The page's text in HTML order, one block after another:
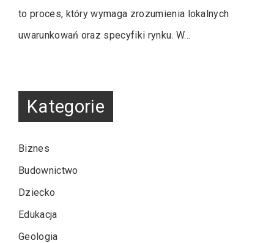
to proces, który wymaga zrozumienia lokalnych
uwarunkowań oraz specyfiki rynku. W…
Kategorie
Biznes
Budownictwo
Dziecko
Edukacja
Geologia